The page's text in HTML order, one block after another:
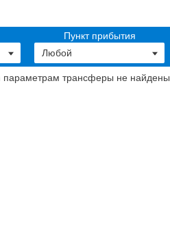
Пункт прибытия
трансферы не найдены